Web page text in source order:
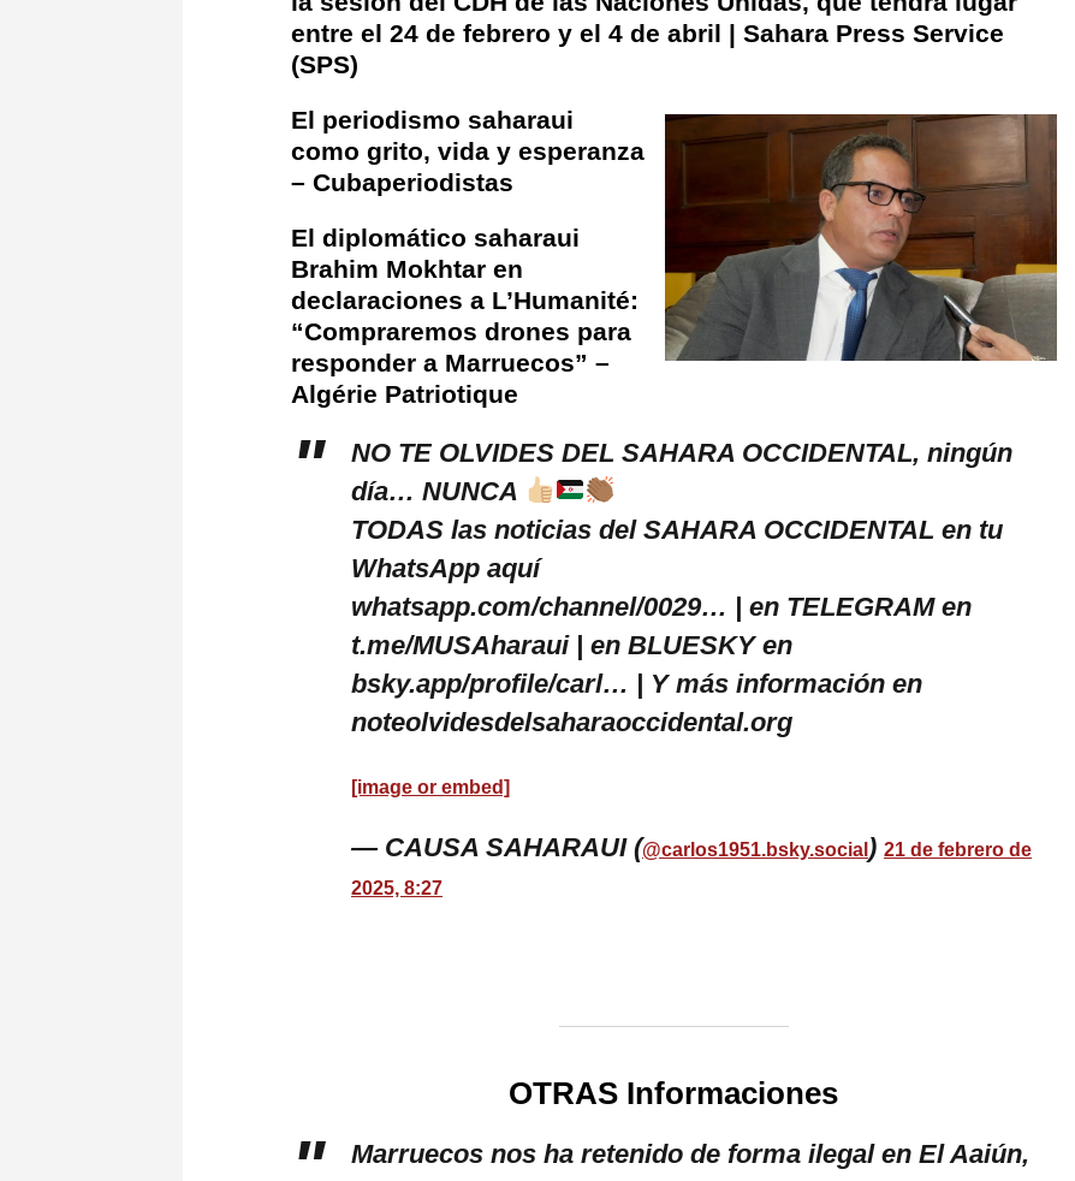
entre el 24 de febrero y el 4 de abril | Sahara Press Service
(SPS)
El periodismo saharaui
como grito, vida y esperanza
– Cubaperiodistas
El diplomático saharaui
Brahim Mokhtar en
declaraciones a L’Humanité:
“Compraremos drones para
responder a Marruecos” –
Algérie Patriotique
NO TE OLVIDES DEL SAHARA OCCIDENTAL, ningún
día… NUNCA
TODAS las noticias del SAHARA OCCIDENTAL en tu
WhatsApp aquí
whatsapp.com/channel/0029… | en TELEGRAM en
t.me/MUSAharaui | en BLUESKY en
bsky.app/profile/carl… | Y más información en
noteolvidesdelsaharaoccidental.org
[image or embed]
— CAUSA SAHARAUI (@carlos1951.bsky.social ) 21 de febrero de
2025, 8:27
OTRAS Informaciones
Marruecos nos ha retenido de forma ilegal en El Aaiún,